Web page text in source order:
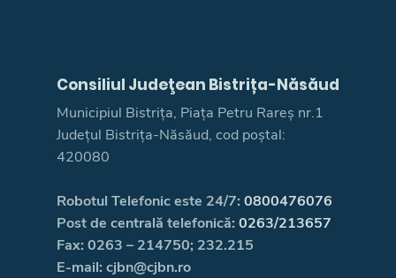
Consiliul Judeţean Bistrița-Năsăud
Municipiul Bistrița, Piața Petru Rareș nr.1
Județul Bistrița-Năsăud, cod poștal:
420080
Robotul Telefonic este 24/7: 0800476076
Post de centrală telefonică: 0263/213657
Fax: 0263 – 214750; 232.215
E-mail: cjbn@cjbn.ro